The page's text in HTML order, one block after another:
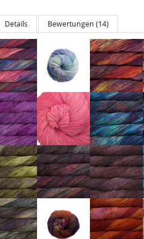
Details Bewertungen (14)